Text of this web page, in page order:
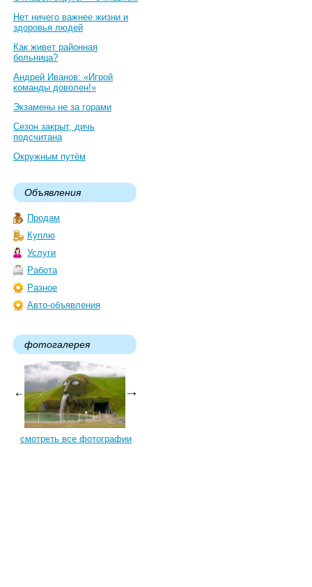
Нет ничего важнее жизни и
здоровья людей
Как живет районная
больница?
Андрей Иванов: «Игрой
команды доволен!»
Экзамены не за горами
Сезон закрыт, дичь
подсчитана
Окружным путём
Объявления
Продам
Куплю
Услуги
Работа
Разное
Авто-объявления
фотогалерея
смотреть все фотографии